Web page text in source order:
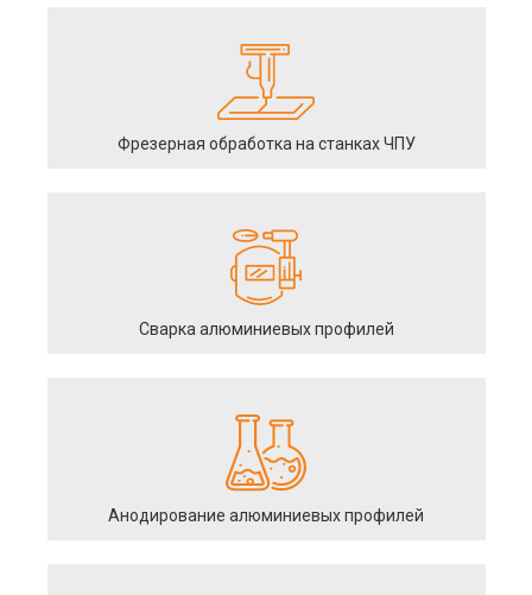
Фрезерная обработка на станках ЧПУ
Сварка алюминиевых профилей
Анодирование алюминиевых профилей